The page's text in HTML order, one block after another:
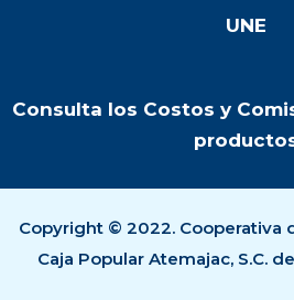
UNE
Consulta los Costos y
Copyright © 2022. Cooperativa
Caja Popular Atemajac, S.C.